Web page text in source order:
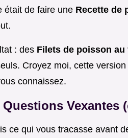
était de faire une Recette de
: des Filets de poisson au
Croyez moi, cette
connaissez.
Questions Vexantes
ce qui vous tracasse avant